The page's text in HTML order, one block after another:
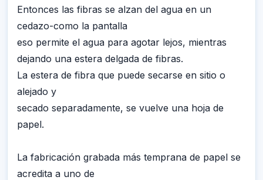
Entonces las fibras se alzan del agua en un
cedazo-como la pantalla
eso permite el agua para agotar lejos, mientras
dejando una estera delgada de fibras.
La estera de fibra que puede secarse en sitio o
alejado y
secado separadamente, se vuelve una hoja de
papel.
La fabricación grabada más temprana de papel se
acredita a uno de